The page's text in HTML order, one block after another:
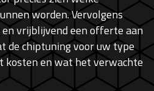
worden. Vervolgens
vrijblijvend een offerte aan
de chiptuning voor uw type
kosten en wat het verwachte